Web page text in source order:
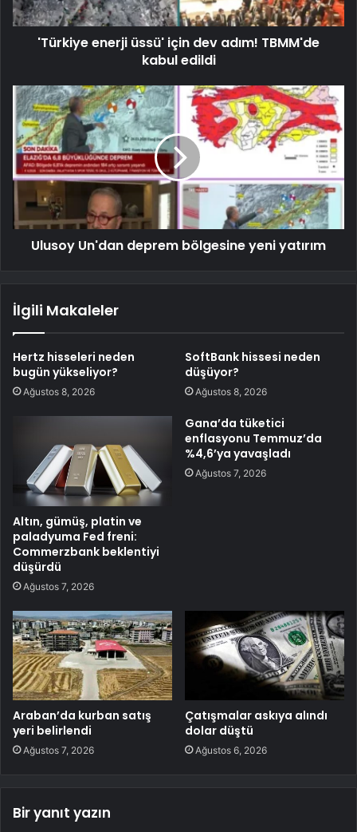
'Türkiye enerji üssü' için dev adım! TBMM'de
kabul edildi
Ulusoy Un'dan deprem bölgesine yeni yatırım
İlgili Makaleler
Hertz hisseleri neden
bugün yükseliyor?
Ağustos 8, 2026
SoftBank hissesi neden
düşüyor?
Ağustos 8, 2026
Altın, gümüş, platin ve
paladyuma Fed freni:
Commerzbank beklentiyi
düşürdü
Ağustos 7, 2026
Gana’da tüketici
enflasyonu Temmuz’da
%4,6’ya yavaşladı
Ağustos 7, 2026
Araban’da kurban satış
yeri belirlendi
Ağustos 7, 2026
Çatışmalar askıya alındı
dolar düştü
Ağustos 6, 2026
Bir yanıt yazın